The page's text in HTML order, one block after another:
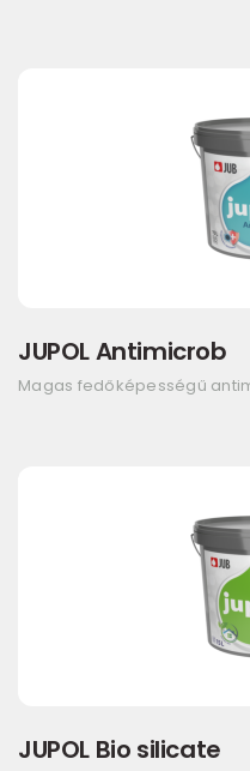
JUPOL Antimicrob
Magas fedőképességű
JUPOL Bio silicate